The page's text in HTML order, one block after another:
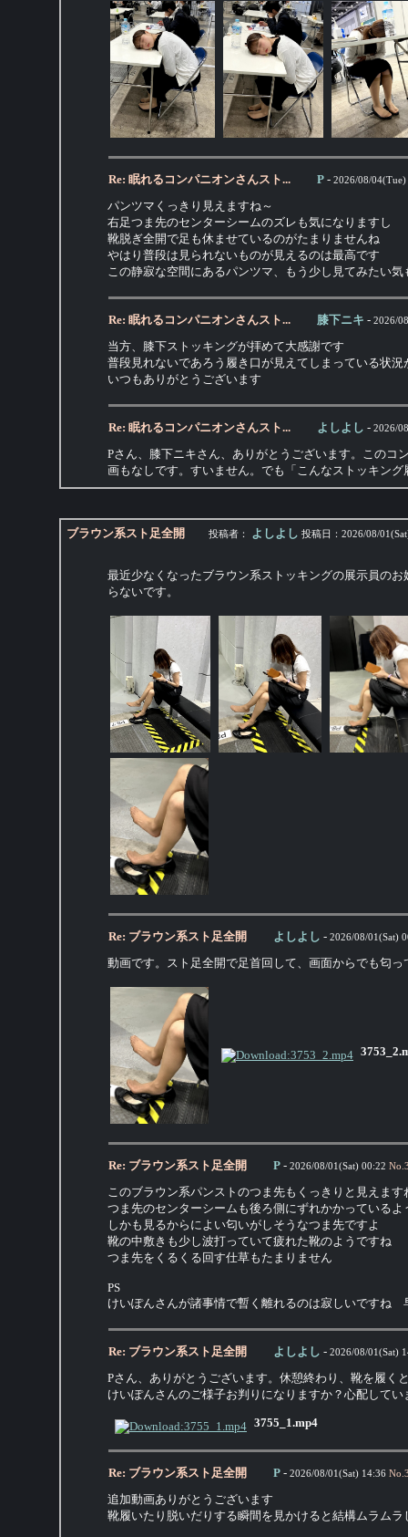
Re: 眠れるコンパニオンさんスト... P - 2026/08/04(Tue)
パンツマくっきり見えますね～
右足つま先のセンターシームのズレも気になりますし
靴脱ぎ全開で足も休ませているのがたまりませんね
やはり普段は見られないものが見えるのは最高です
この静寂な空間にあるパンツマ、もう少し見てみたい気
Re: 眠れるコンパニオンさんスト... 膝下ニキ - 2026/
当方、膝下ストッキングが拝めて大感謝です
普段見れないであろう履き口が見えてしまっている状況
いつもありがとうございます
Re: 眠れるコンパニオンさんスト... よしよし - 2026/
Pさん、膝下ニキさん、ありがとうございます。このコ
画もなしです。すいません。でも「こんなストッキン
ブラウン系スト足全開 投稿者： よしよし 投稿日： 2026/08/
最近少なくなったブラウン系ストッキングの展示員の
らないです。
Re: ブラウン系スト足全開 よしよし - 2026/08/01(Sat)
動画です。スト足全開で足首回して、画面からでも匂っ
Re: ブラウン系スト足全開 P - 2026/08/01(Sat) 00:22 No.
このブラウン系パンストのつま先もくっきりと見えます
つま先のセンターシームも後ろ側にずれかかっているよ
しかも見るからによい匂いがしそうなつま先ですよ
靴の中敷きも少し波打っていて疲れた靴のようですね
つま先をくるくる回す仕草もたまりません
PS
けいぽんさんが諸事情で暫く離れるのは寂しいですね
Re: ブラウン系スト足全開 よしよし - 2026/08/01(Sat)
Pさん、ありがとうございます。休憩終わり、靴を履く
けいぽんさんのご様子お判りになりますか？心配してい
3755_1.mp4
Re: ブラウン系スト足全開 P - 2026/08/01(Sat) 14:36 No.
追加動画ありがとうございます
靴履いたり脱いだりする瞬間を見かけると結構ムラムラ